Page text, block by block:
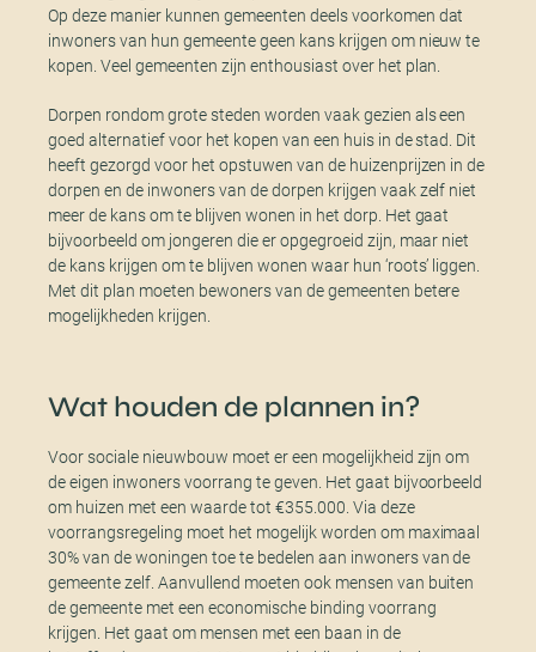
Op deze manier kunnen gemeenten deels voorkomen dat
inwoners van hun gemeente geen kans krijgen om nieuw te
kopen. Veel gemeenten zijn enthousiast over het plan.
Dorpen rondom grote steden worden vaak gezien als een
goed alternatief voor het kopen van een huis in de stad. Dit
heeft gezorgd voor het opstuwen van de huizenprijzen in de
dorpen en de inwoners van de dorpen krijgen vaak zelf niet
meer de kans om te blijven wonen in het dorp. Het gaat
bijvoorbeeld om jongeren die er opgegroeid zijn, maar niet
de kans krijgen om te blijven wonen waar hun ‘roots’ liggen.
Met dit plan moeten bewoners van de gemeenten betere
mogelijkheden krijgen.
Wat houden de plannen in?
Voor sociale nieuwbouw moet er een mogelijkheid zijn om
de eigen inwoners voorrang te geven. Het gaat bijvoorbeeld
om huizen met een waarde tot €355.000. Via deze
voorrangsregeling moet het mogelijk worden om maximaal
30% van de woningen toe te bedelen aan inwoners van de
gemeente zelf. Aanvullend moeten ook mensen van buiten
de gemeente met een economische binding voorrang
krijgen. Het gaat om mensen met een baan in de